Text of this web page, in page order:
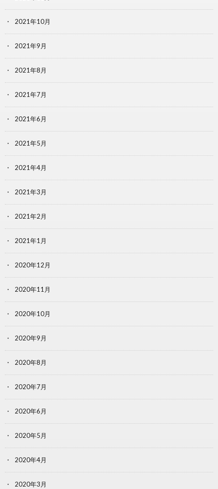
2021年10月
2021年9月
2021年8月
2021年7月
2021年6月
2021年5月
2021年4月
2021年3月
2021年2月
2021年1月
2020年12月
2020年11月
2020年10月
2020年9月
2020年8月
2020年7月
2020年6月
2020年5月
2020年4月
2020年3月